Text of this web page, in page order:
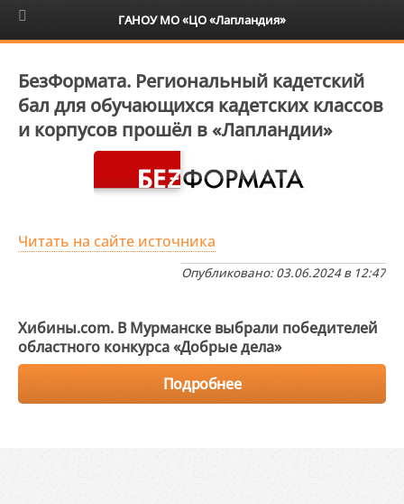
6+
БезФормата. Региональный кадетский
бал для обучающихся кадетских классов
и корпусов прошёл в «Лапландии»
Читать на сайте источника
Опубликовано: 03.06.2024 в 12:47
Хибины.com. В Мурманске выбрали победителей
областного конкурса «Добрые дела»
Подробнее
ГАНОУ МО «ЦО «Лапландия»